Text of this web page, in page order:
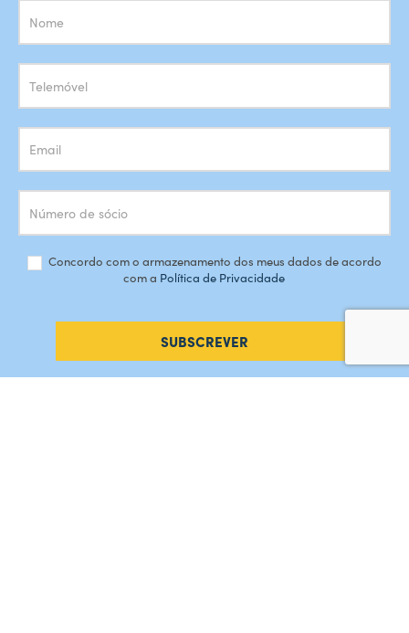
Subscrição
Newsletter
Concordo com o armazenamento dos meus dados de acordo
com a Política de Privacidade
SUBSCREVER